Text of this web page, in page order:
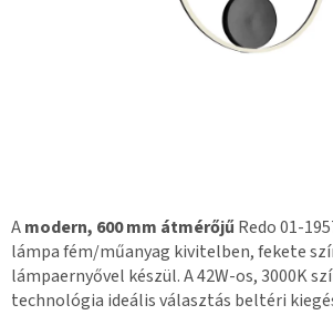
Amodern, 600 mm átmérőjű Redo 01-
lámpa fém/műanyag kivitelben, fekete
lámpaernyővel készül. A 42W-os, 3000K
technológia ideális választás beltéri